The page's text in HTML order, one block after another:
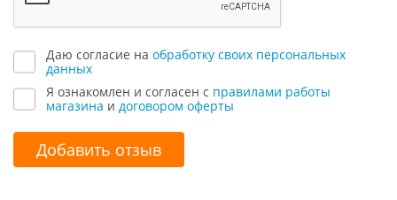
Даю согласие на обработку своих персональных
данных
Я ознакомлен и согласен с правилами работы
магазина и договором оферты
Добавить отзыв